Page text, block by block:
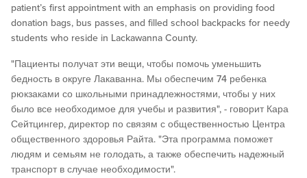
patient’s first appointment with an emphasis on providing food
donation bags, bus passes, and filled school backpacks for needy
students who reside in Lackawanna County.
"Пациенты получат эти вещи, чтобы помочь уменьшить
бедность в округе Лакаванна. Мы обеспечим 74 ребенка
рюкзаками со школьными принадлежностями, чтобы у них
было все необходимое для учебы и развития", - говорит Кара
Сейтцингер, директор по связям с общественностью Центра
общественного здоровья Райта. "Эта программа поможет
людям и семьям не голодать, а также обеспечить надежный
транспорт в случае необходимости".